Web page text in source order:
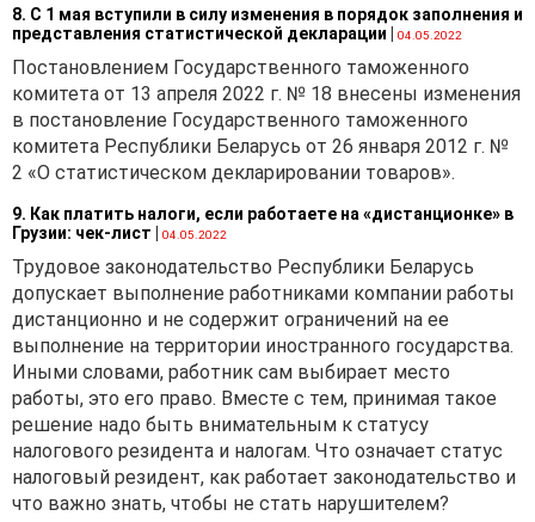
8. С 1 мая вступили в силу изменения в порядок заполнения и
представления статистической декларации
04.05.2022
Постановлением Государственного таможенного
комитета от 13 апреля 2022 г. № 18 внесены изменения
в постановление Государственного таможенного
комитета Республики Беларусь от 26 января 2012 г. №
2 «О статистическом декларировании товаров».
9. Как платить налоги, если работаете на «дистанционке» в
Грузии: чек-лист
04.05.2022
Трудовое законодательство Республики Беларусь
допускает выполнение работниками компании работы
дистанционно и не содержит ограничений на ее
выполнение на территории иностранного государства.
Иными словами, работник сам выбирает место
работы, это его право. Вместе с тем, принимая такое
решение надо быть внимательным к статусу
налогового резидента и налогам. Что означает статус
налоговый резидент, как работает законодательство и
что важно знать, чтобы не стать нарушителем?